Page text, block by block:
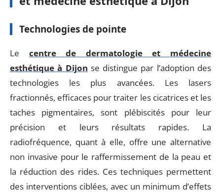
Technologies de pointe
Le centre de dermatologie et médecine
esthétique à Dijon se distingue par l’adoption des
technologies les plus avancées. Les lasers
fractionnés, efficaces pour traiter les cicatrices et les
taches pigmentaires, sont plébiscités pour leur
précision et leurs résultats rapides. La
radiofréquence, quant à elle, offre une alternative
non invasive pour le raffermissement de la peau et
la réduction des rides. Ces techniques permettent
des interventions ciblées, avec un minimum d’effets